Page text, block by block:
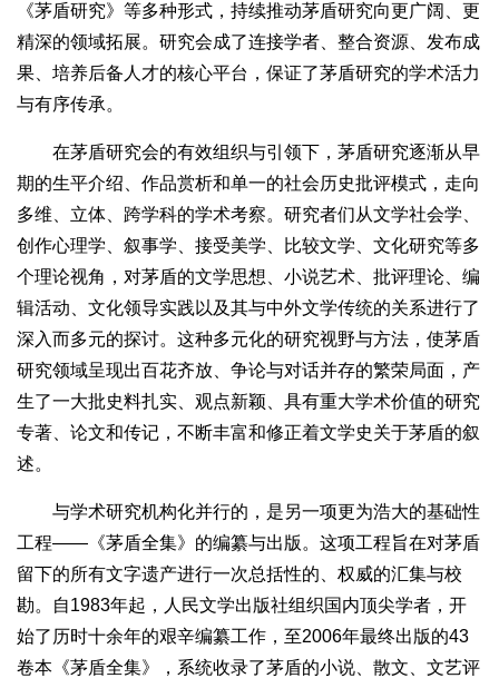
《茅盾研究》等多种形式，持续推动茅盾研究向更广阔、更
精深的领域拓展。研究会成了连接学者、整合资源、发布成
果、培养后备人才的核心平台，保证了茅盾研究的学术活力
与有序传承。
在茅盾研究会的有效组织与引领下，茅盾研究逐渐从早
期的生平介绍、作品赏析和单一的社会历史批评模式，走向
多维、立体、跨学科的学术考察。研究者们从文学社会学、
创作心理学、叙事学、接受美学、比较文学、文化研究等多
个理论视角，对茅盾的文学思想、小说艺术、批评理论、编
辑活动、文化领导实践以及其与中外文学传统的关系进行了
深入而多元的探讨。这种多元化的研究视野与方法，使茅盾
研究领域呈现出百花齐放、争论与对话并存的繁荣局面，产
生了一大批史料扎实、观点新颖、具有重大学术价值的研究
专著、论文和传记，不断丰富和修正着文学史关于茅盾的叙
述。
与学术研究机构化并行的，是另一项更为浩大的基础性
工程——《茅盾全集》的编纂与出版。这项工程旨在对茅盾
留下的所有文字遗产进行一次总括性的、权威的汇集与校
勘。自1983年起，人民文学出版社组织国内顶尖学者，开
始了历时十余年的艰辛编纂工作，至2006年最终出版的43
卷本《茅盾全集》，系统收录了茅盾的小说、散文、文艺评